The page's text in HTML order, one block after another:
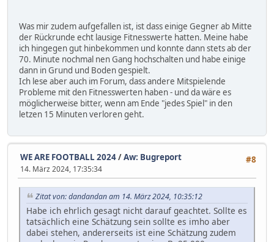
Was mir zudem aufgefallen ist, ist dass einige Gegner ab Mitte
der Rückrunde echt lausige Fitnesswerte hatten. Meine habe
ich hingegen gut hinbekommen und konnte dann stets ab der
70. Minute nochmal nen Gang hochschalten und habe einige
dann in Grund und Boden gespielt.
Ich lese aber auch im Forum, dass andere Mitspielende
Probleme mit den Fitnesswerten haben - und da wäre es
möglicherweise bitter, wenn am Ende "jedes Spiel" in den
letzen 15 Minuten verloren geht.
#8
WE ARE FOOTBALL 2024/Aw: Bugreport
14. März 2024, 17:35:34
Zitat von: dandandan am 14. März 2024, 10:35:12
Habe ich ehrlich gesagt nicht darauf geachtet. Sollte es
tatsächlich eine Schätzung sein sollte es imho aber
dabei stehen, andererseits ist eine Schätzung zudem